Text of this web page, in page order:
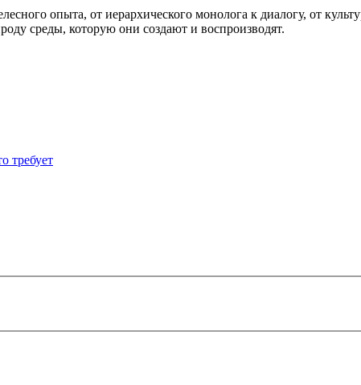
опыта, от иерархического монолога к диалогу, от
среды, которую они создают и воспроизводят.
требует